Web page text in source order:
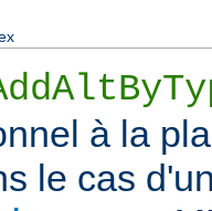
à la
le cas